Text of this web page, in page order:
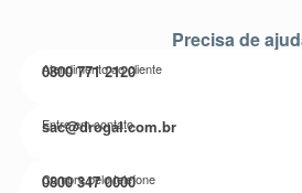
Precisa de
Atendimento ao cliente
0800 771 2120
Entre em contato
sac@drogal.com.br
Compre pelo telefone
0800 347 0000